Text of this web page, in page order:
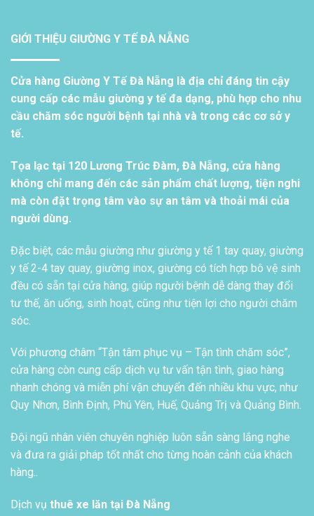
GIỚI THIỆU GIƯỜNG Y TẾ ĐÀ NẴNG
Cửa hàng Giường Y Tế Đà Nẵng là địa chỉ đáng tin cậy
cung cấp các mẫu giường y tế đa dạng, phù hợp cho nhu
cầu chăm sóc người bệnh tại nhà và trong các cơ sở y
tế.
Tọa lạc tại 120 Lương Trúc Đàm, Đà Nẵng, cửa hàng
không chỉ mang đến các sản phẩm chất lượng, tiện nghi
mà còn đặt trọng tâm vào sự an tâm và thoải mái của
người dùng.
Đặc biệt, các mẫu giường như giường y tế 1 tay quay, giường
y tế 2-4 tay quay, giường inox, giường có tích hợp bô vệ sinh
đều có sẵn tại cửa hàng, giúp người bệnh dễ dàng thay đổi
tư thế, ăn uống, sinh hoạt, cũng như tiện lợi cho người chăm
sóc.
Với phương châm “Tận tâm phục vụ – Tận tình chăm sóc”,
cửa hàng còn cung cấp dịch vụ tư vấn tận tình, giao hàng
nhanh chóng và miễn phí vận chuyển đến nhiều khu vực, như
Quy Nhơn, Bình Định, Phú Yên, Huế, Quảng Trị và Quảng Bình.
Đội ngũ nhân viên chuyên nghiệp luôn sẵn sàng lắng nghe
và đưa ra giải pháp tốt nhất cho từng hoàn cảnh của khách
hàng..
Dịch vụ thuê xe lăn tại Đà Nẵng